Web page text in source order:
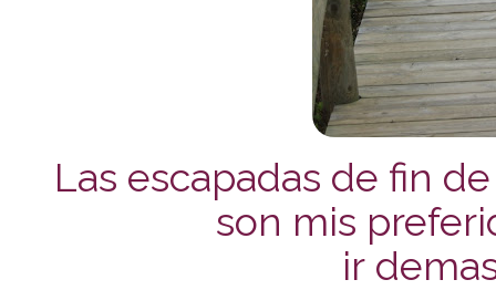
Las escapadas de fin
son mis
ir